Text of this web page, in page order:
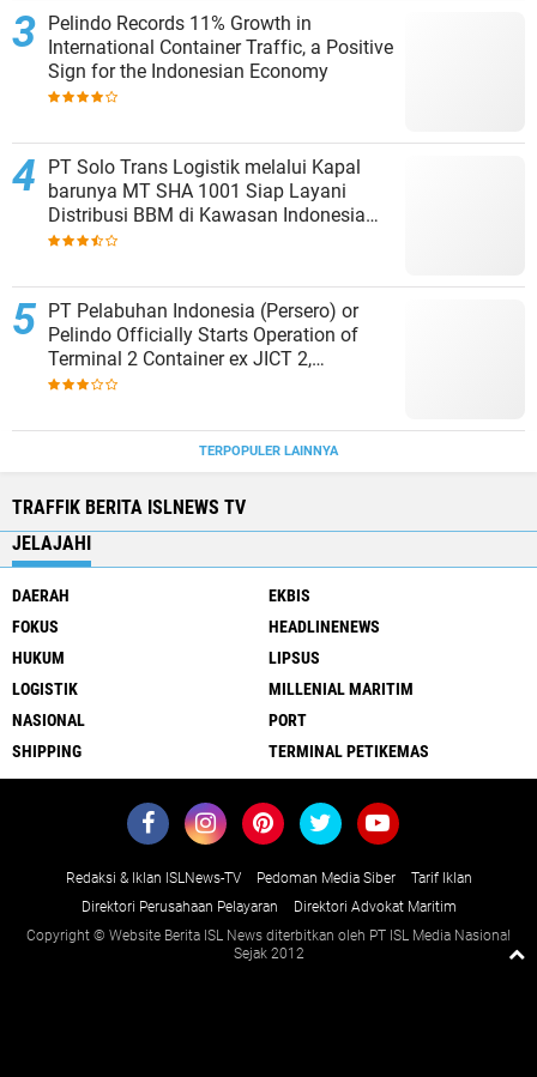
Pelindo Records 11% Growth in
International Container Traffic, a Positive
Sign for the Indonesian Economy
PT Solo Trans Logistik melalui Kapal
barunya MT SHA 1001 Siap Layani
Distribusi BBM di Kawasan Indonesia
bagian Timur
PT Pelabuhan Indonesia (Persero) or
Pelindo Officially Starts Operation of
Terminal 2 Container ex JICT 2,
Strengthening Productivity of Tanjung
TERPOPULER LAINNYA
TRAFFIK BERITA ISLNEWS TV
JELAJAHI
DAERAH
EKBIS
FOKUS
HEADLINENEWS
HUKUM
LIPSUS
LOGISTIK
MILLENIAL MARITIM
NASIONAL
PORT
SHIPPING
TERMINAL PETIKEMAS
Redaksi & Iklan ISLNews-TV Pedoman Media Siber
Tarif Iklan
Direktori Perusahaan Pelayaran
Direktori Advokat Maritim
Copyright © Website Berita ISL News diterbitkan oleh PT ISL Media Nasional
Sejak 2012